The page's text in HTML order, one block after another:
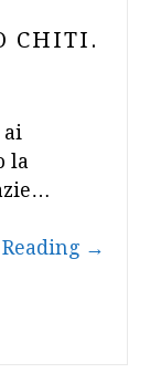
CHITI.
ai
la
→